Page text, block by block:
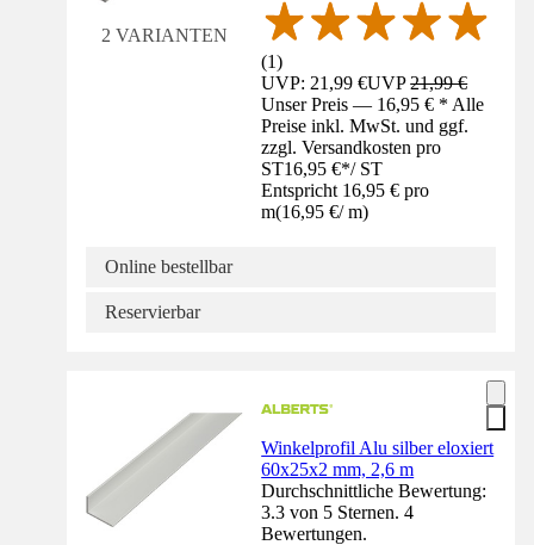
2 VARIANTEN
(1)
UVP: 21,99 €UVP21,99 €
Unser Preis — 16,95 € * Alle
Preise inkl. MwSt. und ggf.
zzgl. Versandkosten pro
ST16,95 €*/ ST
Entspricht 16,95 € pro
m(16,95 €/ m)
Online bestellbar
Reservierbar
Winkelprofil Alu silber eloxiert
60x25x2 mm, 2,6 m
Durchschnittliche Bewertung:
3.3 von 5 Sternen. 4
Bewertungen.